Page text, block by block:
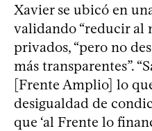
Xavier se ubicó en
validando “reducir al
privados, “pero no
más transparentes”.
[Frente Amplio] lo
desigualdad de
que ‘al Frente lo